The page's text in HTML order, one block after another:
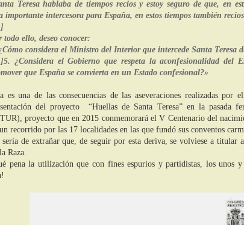
Teresa hablaba de tiempos recios y estoy seguro de que, en
importante intercesora para España, en estos tiempos también
todo ello, deseo conocer:
considera el Ministro del Interior que intercede Santa Teresa
¿Considera el Gobierno que respeta la aconfesionalidad del
que España se convierta en un Estado confesional?»
es una de las consecuencias de las aseveraciones realizadas
del proyecto “Huellas de Santa Teresa” en la pasada
proyecto que en 2015 conmemorará el V Centenario del
recorrido por las 17 localidades en las que fundó sus conventos
de extrañar que, de seguir por esta deriva, se volviese a titular
Raza.
pena la utilización que con fines espurios y partidistas, los unos